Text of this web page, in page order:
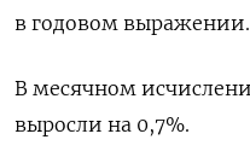
в годовом выражении.
В месячном
выросли на 0,7%.